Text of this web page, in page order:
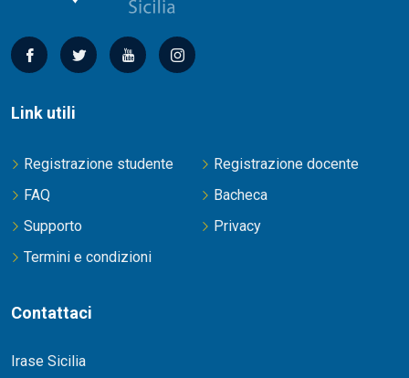
Link utili
Registrazione studente
Registrazione docente
FAQ
Bacheca
Supporto
Privacy
Termini e condizioni
Contattaci
Irase Sicilia